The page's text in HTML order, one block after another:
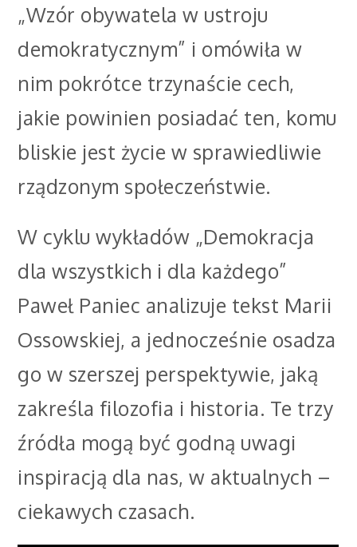
„Wzór obywatela w ustroju
demokratycznym” i omówiła w
nim pokrótce trzynaście cech,
jakie powinien posiadać ten, komu
bliskie jest życie w sprawiedliwie
rządzonym społeczeństwie.
W cyklu wykładów „Demokracja
dla wszystkich i dla każdego”
Paweł Paniec analizuje tekst Marii
Ossowskiej, a jednocześnie osadza
go w szerszej perspektywie, jaką
zakreśla filozofia i historia. Te trzy
źródła mogą być godną uwagi
inspiracją dla nas, w aktualnych –
ciekawych czasach.